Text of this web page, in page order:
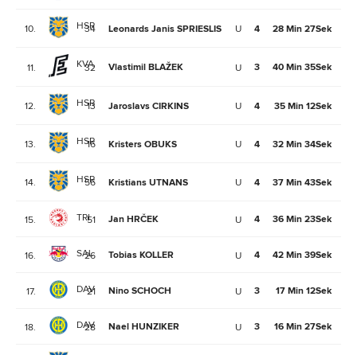
10. HSR
34 Leonards Janis SPRIESLIS U 4 28 Min 27Sek
11. KVA
32 Vlastimil BLAŽEK U 3 40 Min 35Sek
12. HSR
13 Jaroslavs CIRKINS U 4 35 Min 12Sek
13. HSR
16 Kristers OBUKS U 4 32 Min 34Sek
14. HSR
56 Kristians UTNANS U 4 37 Min 43Sek
15. TRI51 Jan HRČEK U 4 36 Min 23Sek
16. SAL
26 Tobias KOLLER U 4 42 Min 39Sek
17. DAV
21 Nino SCHOCH U 3 17 Min 12Sek
18. DAV
28 Nael HUNZIKER U 3 16 Min 27Sek